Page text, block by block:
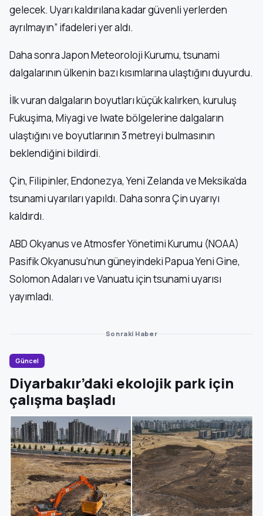
gelecek. Uyarı kaldırılana kadar güvenli yerlerden
ayrılmayın” ifadeleri yer aldı.
Daha sonra Japon Meteoroloji Kurumu, tsunami
dalgalarının ülkenin bazı kısımlarına ulaştığını duyurdu.
İlk vuran dalgaların boyutları küçük kalırken, kuruluş
Fukuşima, Miyagi ve Iwate bölgelerine dalgaların
ulaştığını ve boyutlarının 3 metreyi bulmasının
beklendiğini bildirdi.
Çin, Filipinler, Endonezya, Yeni Zelanda ve Meksika’da
tsunami uyarıları yapıldı. Daha sonra Çin uyarıyı
kaldırdı.
ABD Okyanus ve Atmosfer Yönetimi Kurumu (NOAA)
Pasifik Okyanusu’nun güneyindeki Papua Yeni Gine,
Solomon Adaları ve Vanuatu için tsunami uyarısı
yayımladı.
Sonraki Haber
Güncel
Diyarbakır’daki ekolojik park için
çalışma başladı